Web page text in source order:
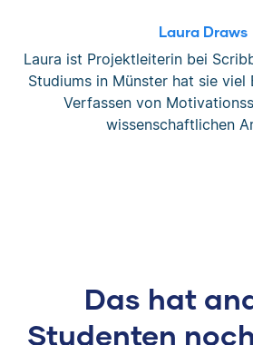
Laura Draws
Laura ist Projektleiterin bei
Studiums in Münster hat sie viel
Verfassen von
wissenschaftlichen
Das hat
Studenten